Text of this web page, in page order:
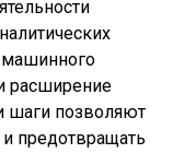
машинного
расширение
шаги позволяют
и предотвращать